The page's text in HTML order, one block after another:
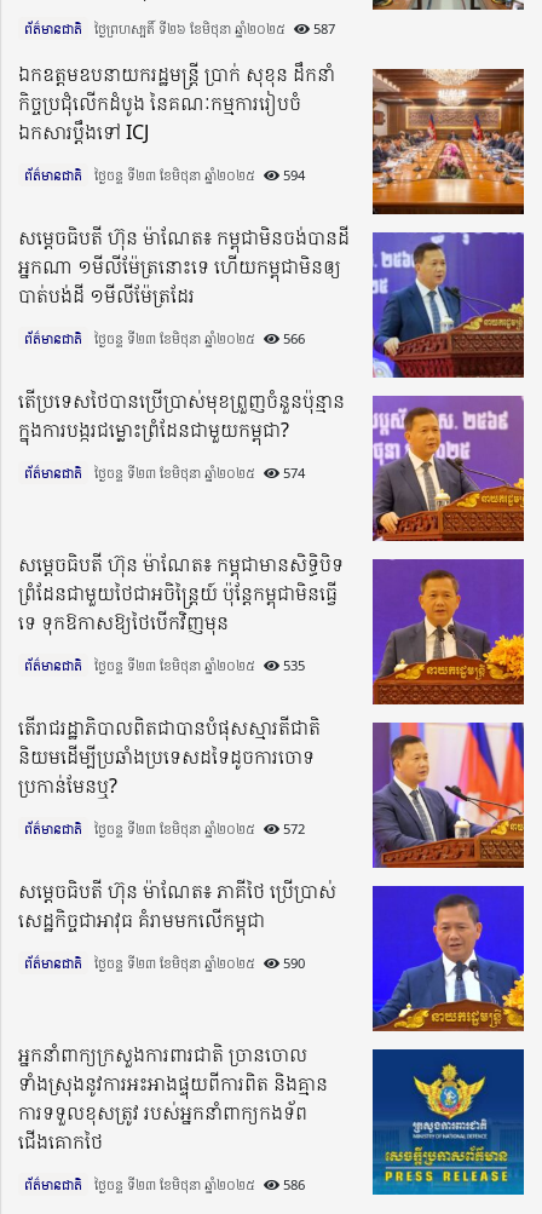
ព័ត៌មានជាតិ ថ្ងៃព្រហស្បតិ៍ ទី២៦ ខែមិថុនា ឆ្នាំ២០២៥​ 587
ឯកឧត្តមឧបនាយករដ្ឋមន្រ្តី ប្រាក់ សុខុន ដឹកនាំ
កិច្ចប្រជុំលើកដំបូង នៃគណៈកម្មការរៀបចំ
ឯកសារប្តឹងទៅ ICJ​
ព័ត៌មានជាតិ ថ្ងៃចន្ទ ទី២៣ ខែមិថុនា ឆ្នាំ២០២៥​ 594
សម្តេចធិបតី ហ៊ុន ម៉ាណែត៖ កម្ពុជាមិនចង់បានដី
អ្នកណា ១មីលីម៉ែត្រនោះទេ ហើយកម្ពុជាមិនឲ្យ
បាត់បង់ដី ១មីលីម៉ែត្រដែរ
ព័ត៌មានជាតិ ថ្ងៃចន្ទ ទី២៣ ខែមិថុនា ឆ្នាំ២០២៥​ 566
តើប្រទេសថៃបានប្រើប្រាស់មុខព្រួញចំនួនប៉ុន្មាន
ក្នុងការបង្ករជម្លោះព្រំដែនជាមួយកម្ពុជា?
ព័ត៌មានជាតិ ថ្ងៃចន្ទ ទី២៣ ខែមិថុនា ឆ្នាំ២០២៥​ 574
សម្តេចធិបតី ហ៊ុន ម៉ាណែត៖ កម្ពុជាមានសិទ្ធិបិទ
ព្រំដែនជាមួយថៃជាអចិន្រ្តៃយ៍ ប៉ុន្តែកម្ពុជាមិនធ្វើ
ទេ ទុកឱកាសឱ្យថៃបើកវិញមុន
ព័ត៌មានជាតិ ថ្ងៃចន្ទ ទី២៣ ខែមិថុនា ឆ្នាំ២០២៥​ 535
តើរាជរដ្ឋាភិបាលពិតជាបានបំផុសស្មារតីជាតិ
និយមដើម្បីប្រឆាំងប្រទេសដទៃដូចការចោទ
ប្រកាន់មែនឬ?
ព័ត៌មានជាតិ ថ្ងៃចន្ទ ទី២៣ ខែមិថុនា ឆ្នាំ២០២៥​ 572
សម្តេចធិបតី ហ៊ុន ម៉ាណែត៖ ភាគីថៃ ប្រើប្រាស់
សេដ្ឋកិច្ចជាអាវុធ គំរាមមកលើកម្ពុជា
ព័ត៌មានជាតិ ថ្ងៃចន្ទ ទី២៣ ខែមិថុនា ឆ្នាំ២០២៥​ 590
អ្នកនាំពាក្យក្រសួងការពារជាតិ ច្រាន​ចោល​
ទាំងស្រុង​នូវការ​អះ​អាង​ផ្ទុយពីការពិត និងគ្មាន
ការទទួលខុសត្រូវ របស់​អ្នក​នាំ​ពាក្យ​កងទ័ព
ជើងគោកថៃ
ព័ត៌មានជាតិ ថ្ងៃចន្ទ ទី២៣ ខែមិថុនា ឆ្នាំ២០២៥​ 586